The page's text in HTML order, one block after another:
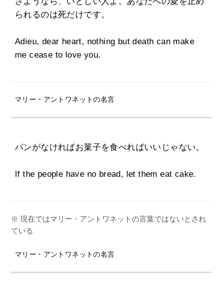
られるのは死だけです。
Adieu, dear heart, nothing but death can make
me cease to love you.
マリー・アントワネットの名言
パンがなければお菓子を食べればいいじゃない。
If the people have no bread, let them eat cake.
※ 現在ではマリー・アントワネットの言葉ではないとされ
ている
マリー・アントワネットの名言